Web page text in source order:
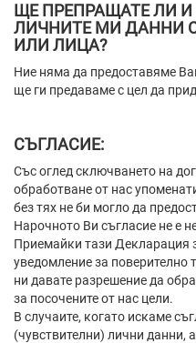
ЩЕ ПРЕПРАЩАТЕ ЛИ
ЛИЧНИТЕ МИ ДАННИ
ИЛИ ЛИЦА?
Ние няма да предоставяме
ще ги предаваме с цел да
СЪГЛАСИЕ:
Със оглед сключването на
обработване от нас
без тях не би могло да
Нарочното Ви съгласие не е
Приемайки тази Декларация
уведомление за поверително
ни давате разрешение да
за посочените от нас цели.
В случаите, когато искаме
(чувствителни) лични данни,